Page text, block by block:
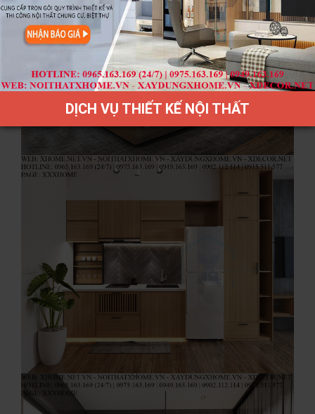
DỊCH VỤ THIẾT KẾ NỘI THẤT